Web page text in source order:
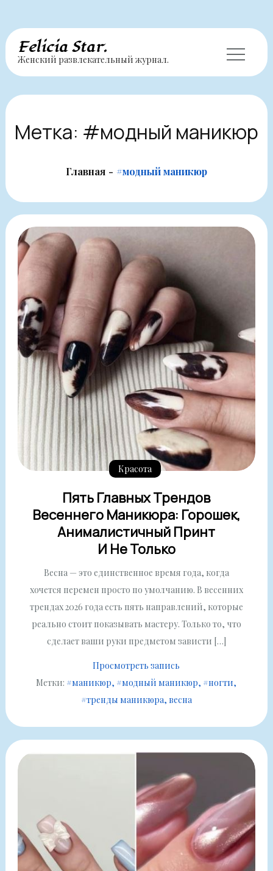
Перейти
содержимому
Felicia Star.
Женский развлекательный журнал.
Метка: #модный маникюр
Главная #модный маникюр
Красота
Пять Главных Трендов
Весеннего Маникюра: Горошек,
Анималистичный Принт
И Не Только
Весна — это единственное время года, когда
хочется перемен просто по умолчанию. В весенних
трендах 2026 года есть пять направлений, которые
реально стоит показывать мастеру. Только то, что
сделает ваши руки предметом зависти […]
Просмотреть запись
Метки: #маникюр #модный маникюр #ногти
#тренды маникюра весна